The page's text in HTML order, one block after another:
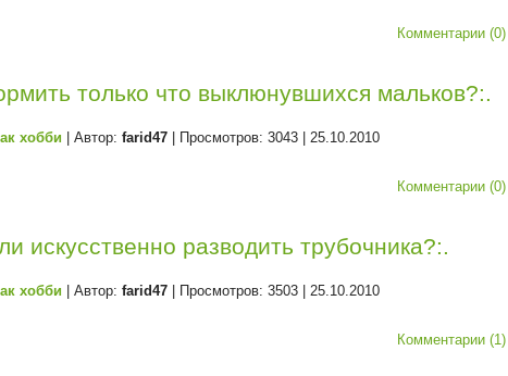
Комментарии (0)
только что выклюнувшихся мальков?:.
хобби | Автор: farid47 | Просмотров: 3043 | 25.10.2010
Комментарии (0)
искусственно разводить трубочника?:.
хобби | Автор: farid47 | Просмотров: 3503 | 25.10.2010
Комментарии (1)